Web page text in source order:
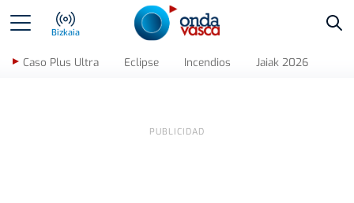
Bizkaia
Caso Plus Ultra Eclipse Incendios Jaiak 2026